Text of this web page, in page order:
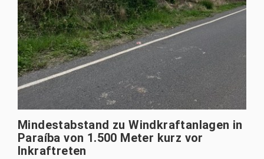
Mindestabstand zu Windkraftanlagen in
Paraíba von 1.500 Meter kurz vor
Inkraftreten